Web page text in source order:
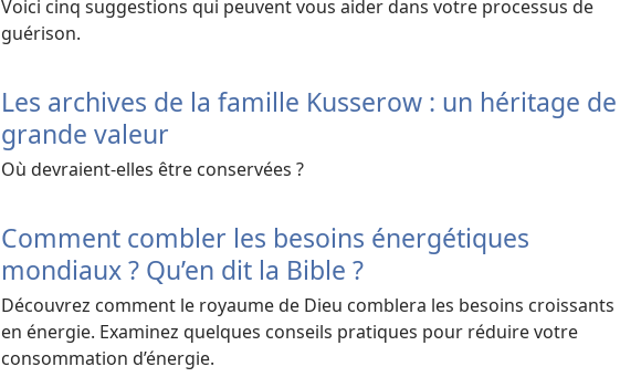
Voici cinq suggestions qui peuvent vous aider dans votre processus de
guérison.
Les archives de la famille Kusserow : un héritage de
grande valeur
Où devraient-elles être conservées ?
Comment combler les besoins énergétiques
mondiaux ? Qu’en dit la Bible ?
Découvrez comment le royaume de Dieu comblera les besoins croissants
en énergie. Examinez quelques conseils pratiques pour réduire votre
consommation d’énergie.